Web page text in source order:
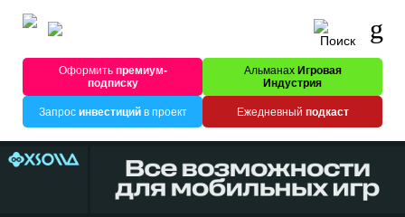
Оформитьпремиум-
подписку
Альманах Игровая
Индустрия
Запрос инвестицийв проект Ежедневный подкаст